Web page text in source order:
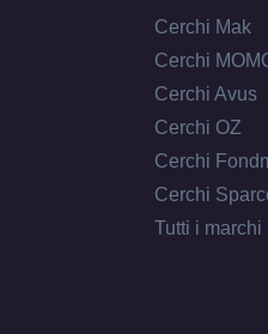
Cerchi Mak
Cerchi
Cerchi Avus
Cerchi OZ
Cerchi
Cerchi
Tutti i marchi